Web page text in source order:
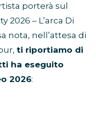
porterà sul
2026 – L’arca Di
nota, nell’attesa di
ti riportiamo di
ha eseguito
2026: